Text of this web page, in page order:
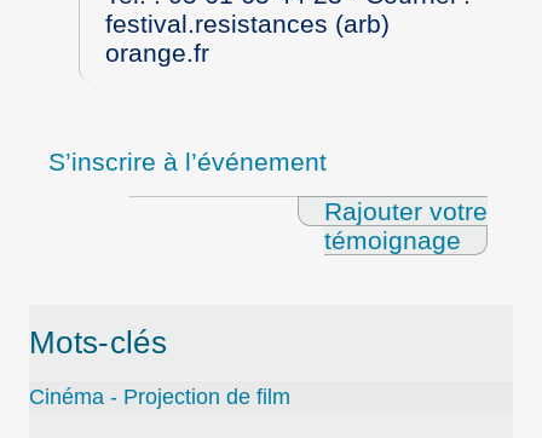
festival.resistances (arb)
orange.fr
S’inscrire à l’événement
Rajouter votre
témoignage
Mots-clés
Cinéma - Projection de film